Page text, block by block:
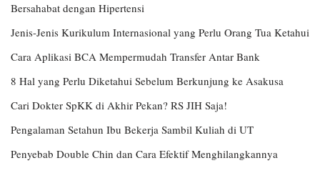
Bersahabat dengan Hipertensi
Jenis-Jenis Kurikulum Internasional yang Perlu Orang Tua Ketahui
Cara Aplikasi BCA Mempermudah Transfer Antar Bank
8 Hal yang Perlu Diketahui Sebelum Berkunjung ke Asakusa
Cari Dokter SpKK di Akhir Pekan? RS JIH Saja!
Pengalaman Setahun Ibu Bekerja Sambil Kuliah di UT
Penyebab Double Chin dan Cara Efektif Menghilangkannya